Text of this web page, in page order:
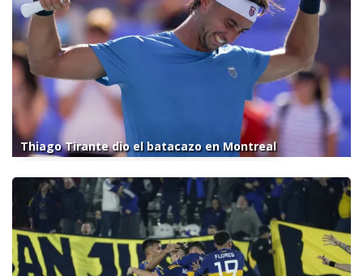
Thiago Tirante dio el batacazo en Montreal